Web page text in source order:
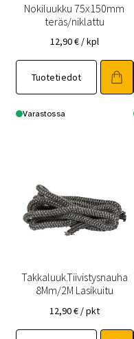
Nokiluukku 75x150mm
teräs/niklattu
12,90€ / kpl
Tuotetiedot
Varastossa
Takkaluuk.Tiivistysnauha
8Mm/2M Lasikuitu
12,90€ / pkt